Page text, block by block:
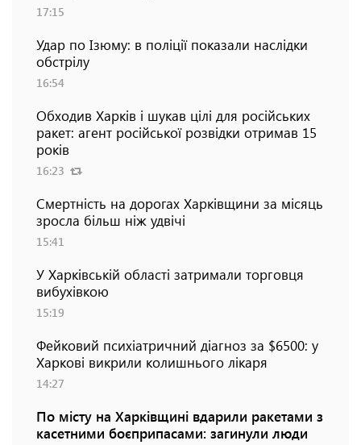
17:15
Удар по Ізюму: в поліції показали наслідки
обстрілу
16:54
Обходив Харків і шукав цілі для російських
ракет: агент російської розвідки отримав 15
років
16:23
Смертність на дорогах Харківщини за місяць
зросла більш ніж удвічі
15:41
У Харківській області затримали торговця
вибухівкою
15:19
Фейковий психіатричний діагноз за $6500: у
Харкові викрили колишнього лікаря
14:27
По місту на Харківщині вдарили ракетами з
касетними боєприпасами: загинули люди